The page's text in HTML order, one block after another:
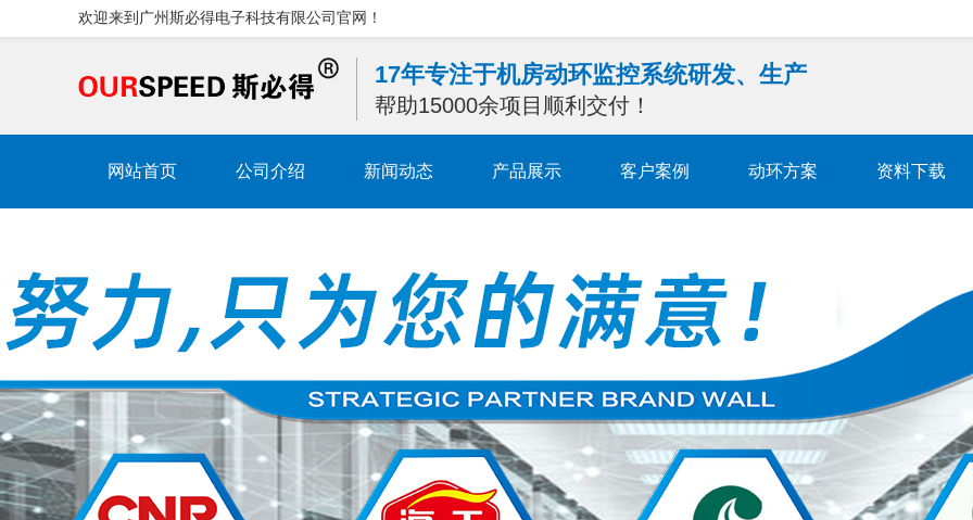
欢迎来到广州斯必得电子科技有限公司官网！
17年专注于机房动环监控系统研发、生产
帮助15000余项目顺利交付！
网站首页 公司介绍 新闻动态 产品展示 客户案例 动环方案 资料下载